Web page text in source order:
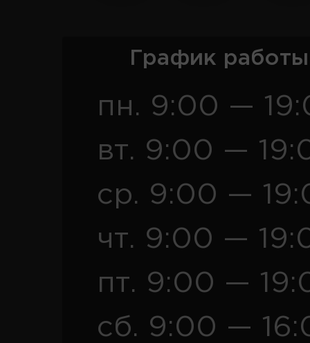
График
пн. 9:00 —
вт. 9:00 —
ср. 9:00 —
чт. 9:00 —
пт. 9:00 —
сб. 9:00 —